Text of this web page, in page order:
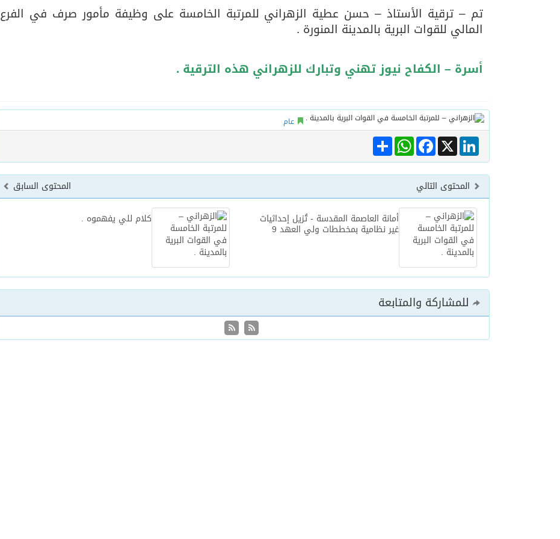
06/08/2026الهولندي مارينو بوستش يخلف يايسله في تدريب الاهلي
تم – ترقية الأستاذ – حسن عطية الزهراني للمرتبة الخامسة على وظيفة مأمور صرف في الفرع
المالي للقوات البرية بالمدينة المنورة .
أسرة – الكفاح نيوز تهني وتبارك للزهراني هذه الترقية .
عام
Share
WhatsAppFacebook X
LinkedIn
المحتوى السابق
المحتوى التالي
كلام للي يفهموه .
أمانة العاصمة المقدسة - تُزيل إحداثيات
غير نظامية بمخططات ولي العهد 9
للمشاركة والمتابعة